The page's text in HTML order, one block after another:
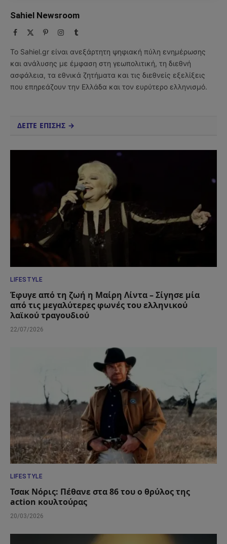
Sahiel Newsroom
Facebook PinterestInstagram
Tumblr
Το Sahiel.gr είναι ανεξάρτητη ψηφιακή πύλη ενημέρωσης
και ανάλυσης με έμφαση στη γεωπολιτική, τη διεθνή
ασφάλεια, τα εθνικά ζητήματα και τις διεθνείς εξελίξεις
που επηρεάζουν την Ελλάδα και τον ευρύτερο ελληνισμό.
ΔΕΙΤΕ ΕΠΙΣΗΣ →
LIFESTYLE
Έφυγε από τη ζωή η Μαίρη Λίντα – Σίγησε μία
από τις μεγαλύτερες φωνές του ελληνικού
λαϊκού τραγουδιού
22/07/2026
LIFESTYLE
Τσακ Νόρις: Πέθανε στα 86 του ο θρύλος της
action κουλτούρας
20/03/2026